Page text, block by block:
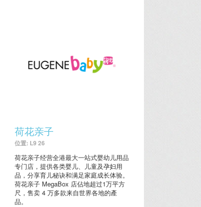
荷花亲子
位置: L9 26
荷花亲子经营全港最大一站式婴幼儿用品
专门店，提供各类婴儿、儿童及孕妇用
品，分享育儿秘诀和满足家庭成长体验。
荷花亲子 MegaBox 店佔地超过1万平方
尺，售卖 4 万多款来自世界各地的產
品。